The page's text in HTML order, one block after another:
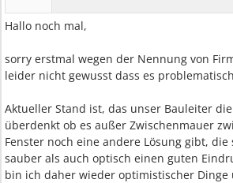
Hallo noch mal,
sorry erstmal wegen der Nennung von
leider nicht gewusst dass es
Aktueller Stand ist, das unser Bauleiter
überdenkt ob es außer Zwischenmauer
Fenster noch eine andere Lösung gibt, die
sauber als auch optisch einen guten
bin ich daher wieder optimistischer Dinge